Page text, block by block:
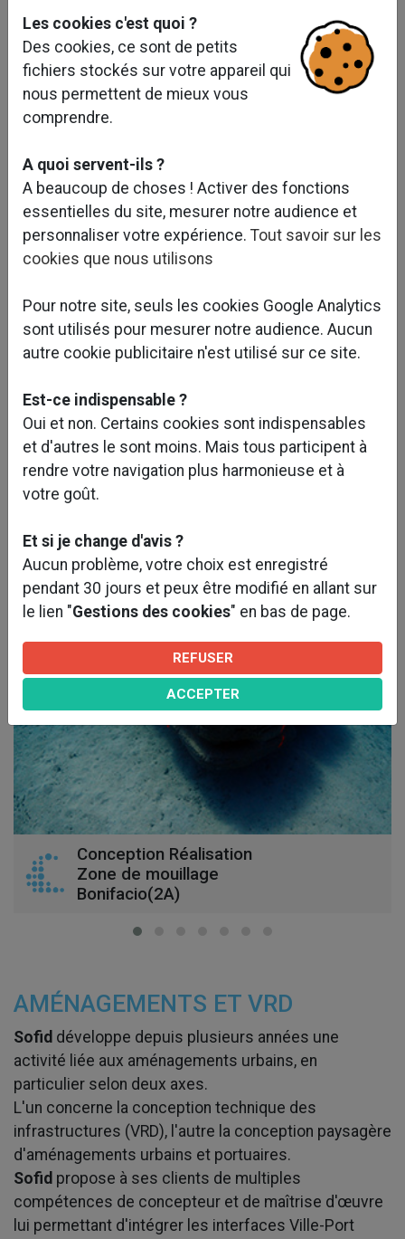
L'intervention deSofiddébute dès la réalisation
d'études de faisabilité, en accompagnant les Maîtres
d'Ouvrage dans la définition des projets de
développement de la plaisance et la préparation des
plans d'investissements.
domaine de la plaisance maritime et fluviale :
L'organisation des mouillages dans les plans
d'eau
Les études hydrodynamiques et
La conception des digues et protections
littorales et maritimes
Les études et maîtrises d’œuvre d’extensions,
plaisance, de haltes fluviales
Les études d’aménagements de ports à sec
La conception des dispositifs de manutention
des bateaux, fixes ou mobiles
Les aires de carénage et d'hivernage
Les aménagements de "ports propres"...
Conception Réalisation
Zone de mouillage
Bonifacio(2A)
AMÉNAGEMENTS ET VRD
Sofid développe depuis plusieurs années une
activité liée aux aménagements urbains, en
particulier selon deux axes.
L'un concerne la conception technique des
infrastructures (VRD), l'autre la conception paysagère
d'aménagements urbains et portuaires.
Sofid propose à ses clients de multiples
compétences de concepteur et de maîtrise d'œuvre
lui permettant d'intégrer les interfaces Ville-Port
Les cookies c'est quoi ?
Des cookies, ce sont de petits
fichiers stockés sur votre appareil qui
nous permettent de mieux vous
comprendre.
A quoi servent-ils ?
A beaucoup de choses ! Activer des fonctions
essentielles du site, mesurer notre audience et
personnaliser votre expérience. Tout savoir sur les
cookies que nous utilisons
Pour notre site, seuls les cookies Google Analytics
sont utilisés pour mesurer notre audience. Aucun
autre cookie publicitaire n'est utilisé sur ce site.
Est-ce indispensable ?
Oui et non. Certains cookies sont indispensables
et d'autres le sont moins. Mais tous participent à
rendre votre navigation plus harmonieuse et à
votre goût.
Et si je change d'avis ?
Aucun problème, votre choix est enregistré
pendant 30 jours et peux être modifié en allant sur
le lien "Gestions des cookies" en bas de page.
REFUSER
ACCEPTER